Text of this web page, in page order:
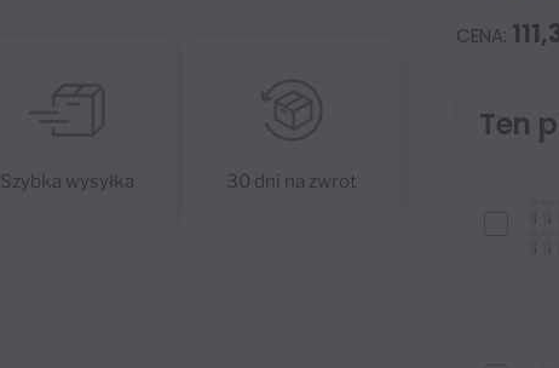
Ten
Szybka wysyłka 30 dni na zwrot